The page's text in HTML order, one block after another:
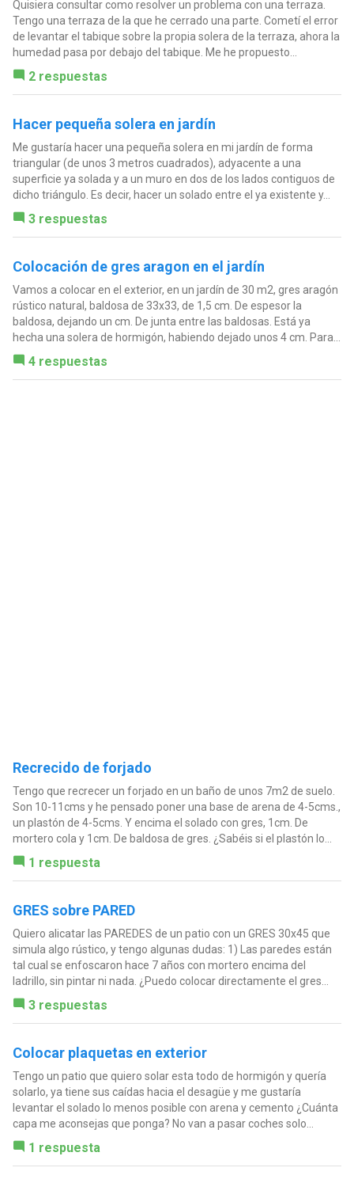
Quisiera consultar como resolver un problema con una terraza.
Tengo una terraza de la que he cerrado una parte. Cometí el error
de levantar el tabique sobre la propia solera de la terraza, ahora la
humedad pasa por debajo del tabique. Me he propuesto...
2 respuestas
Hacer pequeña solera en jardín
Me gustaría hacer una pequeña solera en mi jardín de forma
triangular (de unos 3 metros cuadrados), adyacente a una
superficie ya solada y a un muro en dos de los lados contiguos de
dicho triángulo. Es decir, hacer un solado entre el ya existente y...
3 respuestas
Colocación de gres aragon en el jardín
Vamos a colocar en el exterior, en un jardín de 30 m2, gres aragón
rústico natural, baldosa de 33x33, de 1,5 cm. De espesor la
baldosa, dejando un cm. De junta entre las baldosas. Está ya
hecha una solera de hormigón, habiendo dejado unos 4 cm. Para...
4 respuestas
Recrecido de forjado
Tengo que recrecer un forjado en un baño de unos 7m2 de suelo.
Son 10-11cms y he pensado poner una base de arena de 4-5cms.,
un plastón de 4-5cms. Y encima el solado con gres, 1cm. De
mortero cola y 1cm. De baldosa de gres. ¿Sabéis si el plastón lo...
1 respuesta
GRES sobre PARED
Quiero alicatar las PAREDES de un patio con un GRES 30x45 que
simula algo rústico, y tengo algunas dudas: 1) Las paredes están
tal cual se enfoscaron hace 7 años con mortero encima del
ladrillo, sin pintar ni nada. ¿Puedo colocar directamente el gres...
3 respuestas
Colocar plaquetas en exterior
Tengo un patio que quiero solar esta todo de hormigón y quería
solarlo, ya tiene sus caídas hacia el desagüe y me gustaría
levantar el solado lo menos posible con arena y cemento ¿Cuánta
capa me aconsejas que ponga? No van a pasar coches solo...
1 respuesta